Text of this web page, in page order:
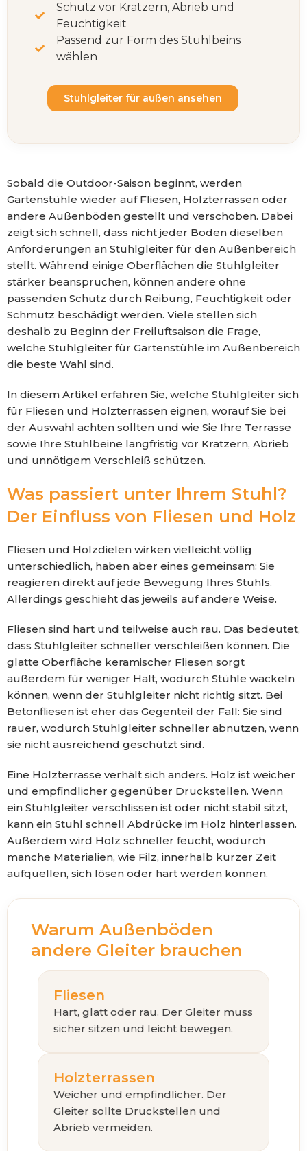
Schutz vor Kratzern, Abrieb und
Feuchtigkeit
Passend zur Form des Stuhlbeins
wählen
Stuhlgleiter für außen ansehen
Sobald die Outdoor-Saison beginnt, werden
Gartenstühle wieder auf Fliesen, Holzterrassen oder
andere Außenböden gestellt und verschoben. Dabei
zeigt sich schnell, dass nicht jeder Boden dieselben
Anforderungen an Stuhlgleiter für den Außenbereich
stellt. Während einige Oberflächen die Stuhlgleiter
stärker beanspruchen, können andere ohne
passenden Schutz durch Reibung, Feuchtigkeit oder
Schmutz beschädigt werden. Viele stellen sich
deshalb zu Beginn der Freiluftsaison die Frage,
welche Stuhlgleiter für Gartenstühle im Außenbereich
die beste Wahl sind.
In diesem Artikel erfahren Sie, welche Stuhlgleiter sich
für Fliesen und Holzterrassen eignen, worauf Sie bei
der Auswahl achten sollten und wie Sie Ihre Terrasse
sowie Ihre Stuhlbeine langfristig vor Kratzern, Abrieb
und unnötigem Verschleiß schützen.
Was passiert unter Ihrem Stuhl?
Der Einfluss von Fliesen und Holz
Fliesen und Holzdielen wirken vielleicht völlig
unterschiedlich, haben aber eines gemeinsam: Sie
reagieren direkt auf jede Bewegung Ihres Stuhls.
Allerdings geschieht das jeweils auf andere Weise.
Fliesen sind hart und teilweise auch rau. Das bedeutet,
dass Stuhlgleiter schneller verschleißen können. Die
glatte Oberfläche keramischer Fliesen sorgt
außerdem für weniger Halt, wodurch Stühle wackeln
können, wenn der Stuhlgleiter nicht richtig sitzt. Bei
Betonfliesen ist eher das Gegenteil der Fall: Sie sind
rauer, wodurch Stuhlgleiter schneller abnutzen, wenn
sie nicht ausreichend geschützt sind.
Eine Holzterrasse verhält sich anders. Holz ist weicher
und empfindlicher gegenüber Druckstellen. Wenn
ein Stuhlgleiter verschlissen ist oder nicht stabil sitzt,
kann ein Stuhl schnell Abdrücke im Holz hinterlassen.
Außerdem wird Holz schneller feucht, wodurch
manche Materialien, wie Filz, innerhalb kurzer Zeit
aufquellen, sich lösen oder hart werden können.
Warum Außenböden
andere Gleiter brauchen
Fliesen
Hart, glatt oder rau. Der Gleiter muss
sicher sitzen und leicht bewegen.
Holzterrassen
Weicher und empfindlicher. Der
Gleiter sollte Druckstellen und
Abrieb vermeiden.